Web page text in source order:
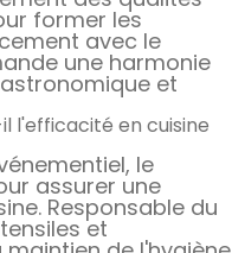
former les
avec le
une harmonie
et
l'efficacité en cuisine
le
assurer une
Responsable du
et